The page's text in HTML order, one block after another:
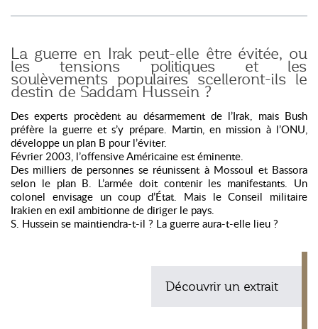
La guerre en Irak peut-elle être évitée, ou
les tensions politiques et les
soulèvements populaires scelleront-ils le
destin de Saddam Hussein ?
Des experts procèdent au désarmement de l’Irak, mais Bush
préfère la guerre et s’y prépare. Martin, en mission à l’ONU,
développe un plan B pour l’éviter.
Février 2003, l’offensive Américaine est éminente.
Des milliers de personnes se réunissent à Mossoul et Bassora
selon le plan B. L’armée doit contenir les manifestants. Un
colonel envisage un coup d’État. Mais le Conseil militaire
Irakien en exil ambitionne de diriger le pays.
S. Hussein se maintiendra-t-il ? La guerre aura-t-elle lieu ?
Découvrir un extrait